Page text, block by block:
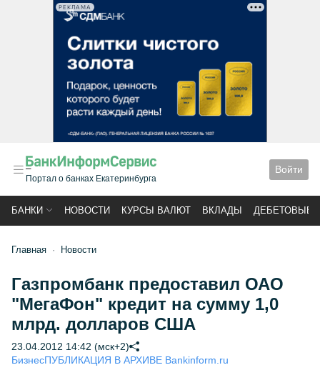
РЕКЛАМА
Портал о банках Екатеринбурга
Войти
БАНКИ НОВОСТИ КУРСЫ ВАЛЮТ ВКЛАДЫ ДЕБЕТОВЫЕ
Главная Новости
Газпромбанк предоставил ОАО
"МегаФон" кредит на сумму 1,0
млрд. долларов США
23.04.2012 14:42 (мск+2)
БизнесПУБЛИКАЦИЯ В АРХИВЕ Bankinform.ru